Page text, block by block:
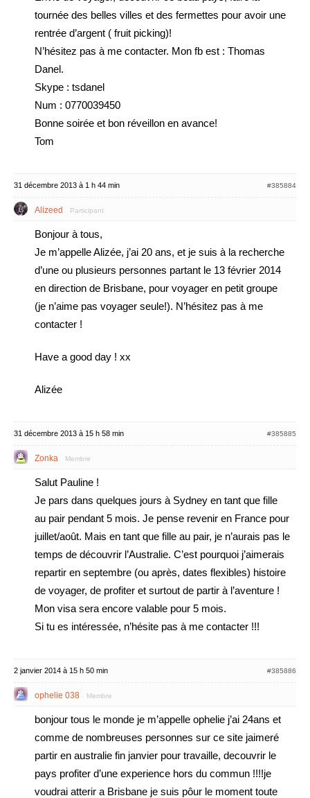
tournée des belles villes et des fermettes pour avoir une
rentrée d’argent ( fruit picking)!
N’hésitez pas à me contacter. Mon fb est : Thomas
Danel.
Skype : tsdanel
Num : 0770039450
Bonne soirée et bon réveillon en avance!
Tom
31 décembre 2013 à 1 h 44 min #385884
Alizeed Participant
Bonjour à tous,
Je m’appelle Alizée, j’ai 20 ans, et je suis à la recherche
d’une ou plusieurs personnes partant le 13 février 2014
en direction de Brisbane, pour voyager en petit groupe
(je n’aime pas voyager seule!). N’hésitez pas à me
contacter !
Have a good day ! xx
Alizée
31 décembre 2013 à 15 h 58 min #385885
Zonka Membre
Salut Pauline !
Je pars dans quelques jours à Sydney en tant que fille
au pair pendant 5 mois. Je pense revenir en France pour
juillet/août. Mais en tant que fille au pair, je n’aurais pas le
temps de découvrir l’Australie. C’est pourquoi j’aimerais
repartir en septembre (ou après, dates flexibles) histoire
de voyager, de profiter et surtout de partir à l’aventure !
Mon visa sera encore valable pour 5 mois.
Si tu es intéressée, n’hésite pas à me contacter !!!
2 janvier 2014 à 15 h 50 min #385886
ophelie 038 Membre
bonjour tous le monde je m’appelle ophelie j’ai 24ans et
comme de nombreuses personnes sur ce site jaimeré
partir en australie fin janvier pour travaille, decouvrir le
pays profiter d’une experience hors du commun !!!!je
voudrai atterir a Brisbane je suis pôur le moment toute